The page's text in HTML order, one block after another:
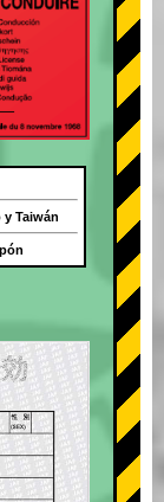
y Taiwán